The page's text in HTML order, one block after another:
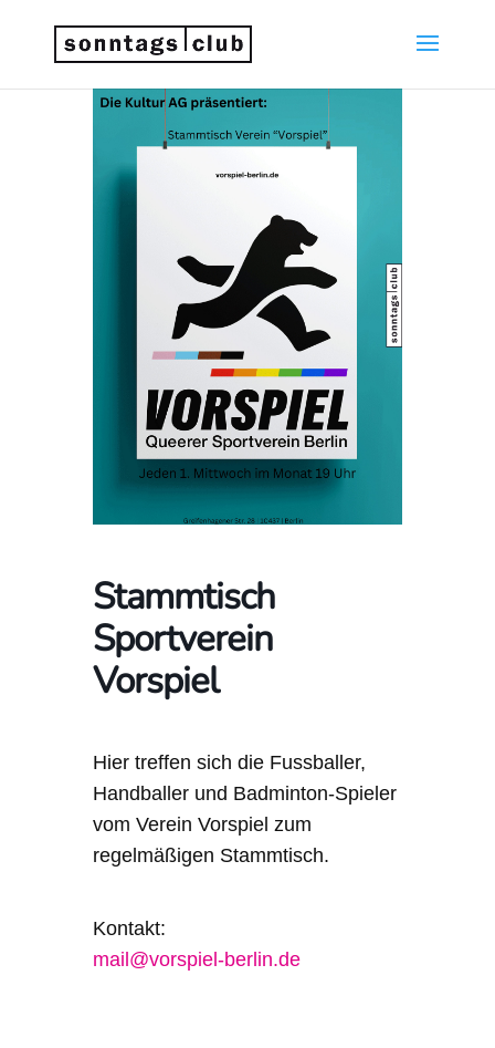
Stammtisch
Sportverein
Vorspiel
Hier treffen sich die Fussballer,
Handballer und Badminton-Spieler
vom Verein Vorspiel zum
regelmäßigen Stammtisch.
Kontakt:
mail@vorspiel-berlin.de